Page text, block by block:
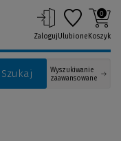
Szukaj
Wyszukiwanie
zaawansowane
ZalogujUlubione
0
Koszyk